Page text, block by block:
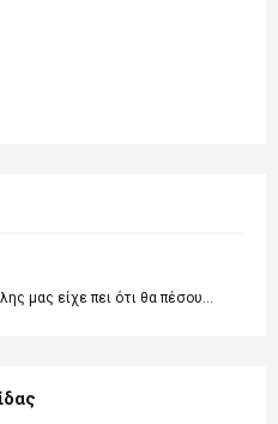
μας είχε πει ότι θα πέσου...